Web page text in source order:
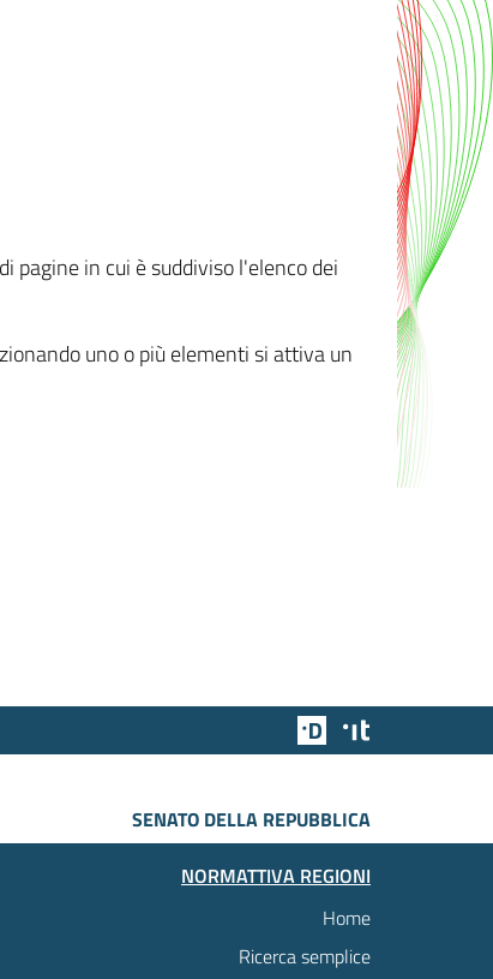
pagine in cui è suddiviso l'elenco dei
uno o più elementi si attiva un
Team Digitale
SENATO DELLA REPUBBLICA
NORMATTIVA REGIONI
Home
Ricerca semplice